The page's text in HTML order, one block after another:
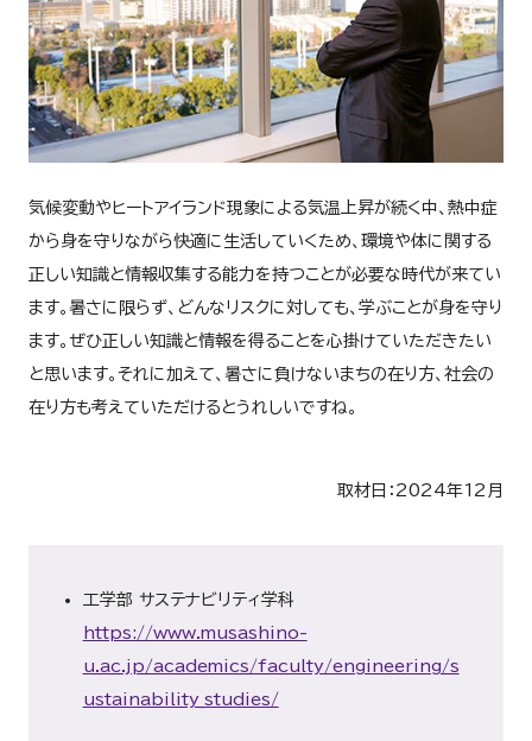
気候変動やヒートアイランド現象による気温上昇が続く中、熱中症
から身を守りながら快適に生活していくため、環境や体に関する
正しい知識と情報収集する能力を持つことが必要な時代が来てい
ます。暑さに限らず、どんなリスクに対しても、学ぶことが身を守り
ます。ぜひ正しい知識と情報を得ることを心掛けていただきたい
と思います。それに加えて、暑さに負けないまちの在り方、社会の
在り方も考えていただけるとうれしいですね。
取材日：2024年12月
工学部 サステナビリティ学科
https://www.musashino-
u.ac.jp/academics/faculty/engineering/s
ustainability_studies/